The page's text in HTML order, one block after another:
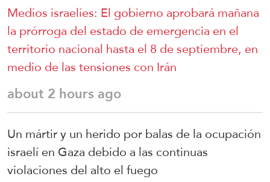
Medios israelíes: El gobierno aprobará mañana
la prórroga del estado de emergencia en el
territorio nacional hasta el 8 de septiembre, en
medio de las tensiones con Irán
about 2 hours ago
Un mártir y un herido por balas de la ocupación
israelí en Gaza debido a las continuas
violaciones del alto el fuego